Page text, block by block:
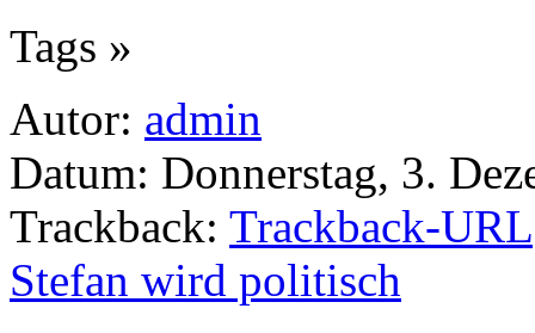
Tags »
Autor: admin
Datum: Donnerstag, 3.
Trackback: Trackback-URL
Stefan wird politisch